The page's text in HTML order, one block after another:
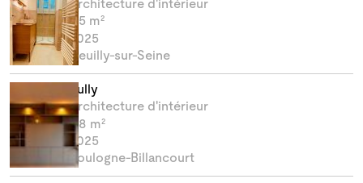
Architecture d'intérieur
4,5 m²
2025
Neuilly-sur-Seine
Sully
Architecture d'intérieur
118 m²
2025
Boulogne-Billancourt